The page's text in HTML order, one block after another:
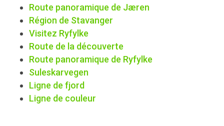
Route panoramique de Jæren
Région de Stavanger
Visitez Ryfylke
Route de la découverte
Route panoramique de Ryfylke
Suleskarvegen
Ligne de fjord
Ligne de couleur